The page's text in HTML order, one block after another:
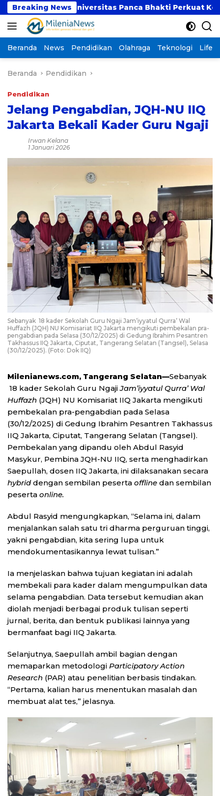
Langsung
ke
konten
Breaking News
dan Universitas Panca Bhakti Perkuat Kolaborasi
Beranda News Pendidikan Olahraga Teknologi
Beranda Pendidikan
Pendidikan
Jelang Pengabdian, JQH-NU IIQ
Jakarta Bekali Kader Guru Ngaji
Irwan Kelana
1 Januari 2026
Sebanyak 18 kader Sekolah Guru Ngaji Jam’iyyatul Qurra’ Wal
Huffazh (JQH) NU Komisariat IIQ Jakarta mengikuti pembekalan pra-
pengabdian pada Selasa (30/12/2025) di Gedung Ibrahim Pesantren
Takhassus IIQ Jakarta, Ciputat, Tangerang Selatan (Tangsel), Selasa
(30/12/2025). (Foto: Dok IIQ)
Milenianews.com, Tangerang Selatan—Sebanyak
18 kader Sekolah Guru NgajiJam’iyyatul Qurra’ Wal
Huffazh (JQH) NU Komisariat IIQ Jakarta mengikuti
pembekalan pra-pengabdian pada Selasa
(30/12/2025) di Gedung Ibrahim Pesantren Takhassus
IIQ Jakarta, Ciputat, Tangerang Selatan (Tangsel).
Pembekalan yang dipandu oleh Abdul Rasyid
Masykur, Pembina JQH-NU IIQ, serta menghadirkan
Saepullah, dosen IIQ Jakarta, ini dilaksanakan secara
hybriddengan sembilan peserta offline dan sembilan
peserta online.
Abdul Rasyid mengungkapkan, “Selama ini, dalam
menjalankan salah satu tri dharma perguruan tinggi,
yakni pengabdian, kita sering lupa untuk
mendokumentasikannya lewat tulisan.”
Ia menjelaskan bahwa tujuan kegiatan ini adalah
membekali para kader dalam mengumpulkan data
selama pengabdian. Data tersebut kemudian akan
diolah menjadi berbagai produk tulisan seperti
jurnal, berita, dan bentuk publikasi lainnya yang
bermanfaat bagi IIQ Jakarta.
Selanjutnya, Saepullah ambil bagian dengan
memaparkan metodologi Participatory Action
Research (PAR) atau penelitian berbasis tindakan.
“Pertama, kalian harus menentukan masalah dan
membuat alat tes,” jelasnya.